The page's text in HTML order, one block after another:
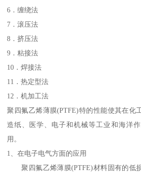
6．缠绕法
7．滚压法
8．挤压法
9．粘接法
10．焊接法
11．热定型法
12．机加工法
聚四氟乙烯薄膜(PTFE)特的性能使其在化
造纸、医学、电子和机械等工业和海洋
用。
1、在电子电气方面的应用
聚四氟乙烯薄膜(PTFE)材料固有的低